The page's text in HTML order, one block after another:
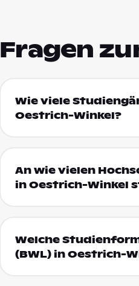
Fragen
Wie viele
Oestrich-Winkel?
An wie vielen
in Oestrich-Winkel
Welche
(BWL) in Oestrich-